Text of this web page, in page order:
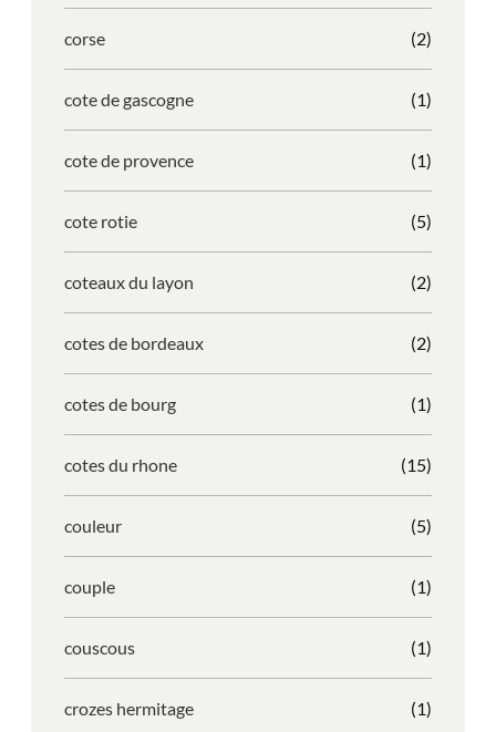
corse (2)
cote de gascogne (1)
cote de provence (1)
cote rotie (5)
coteaux du layon (2)
cotes de bordeaux (2)
cotes de bourg (1)
cotes du rhone (15)
couleur (5)
couple (1)
couscous (1)
crozes hermitage (1)